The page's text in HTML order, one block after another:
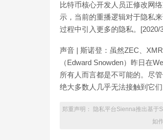
比特币核心开发人员正修改网
示，当前的重播逻辑对于隐私
过程中引入更多的隐私。[2020/
声音 | 斯诺登：虽然ZEC、
（Edward Snowden）昨日在
所有人而言都是不可能的。尽
绝大多数人几乎无法接触到它
郑重声明： 隐私平台Sienna推出基于
如